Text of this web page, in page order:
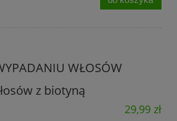
WŁOSÓW
z biotyną
29,99 zł